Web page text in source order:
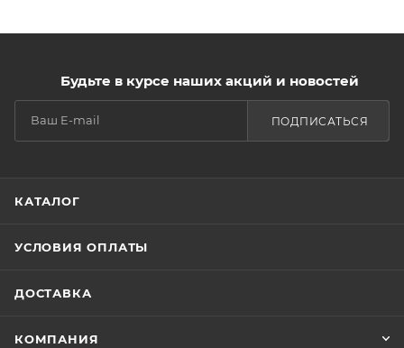
Будьте в курсе наших акций и новостей
ПОДПИСАТЬСЯ
КАТАЛОГ
УСЛОВИЯ ОПЛАТЫ
ДОСТАВКА
КОМПАНИЯ